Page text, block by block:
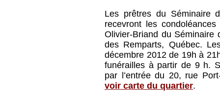
Les prêtres du Séminaire
recevront les
Olivier-Briand du Séminaire
des Remparts, Québec.
décembre 2012 de 19h à
funérailles à partir de 9 h.
par l’entrée du 20, rue
voir carte du quartier.